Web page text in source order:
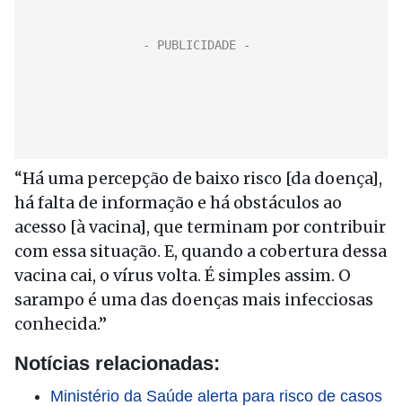
“Há uma percepção de baixo risco [da doença],
há falta de informação e há obstáculos ao
acesso [à vacina], que terminam por contribuir
com essa situação. E, quando a cobertura dessa
vacina cai, o vírus volta. É simples assim. O
sarampo é uma das doenças mais infecciosas
conhecida.”
Notícias relacionadas:
Ministério da Saúde alerta para risco de casos